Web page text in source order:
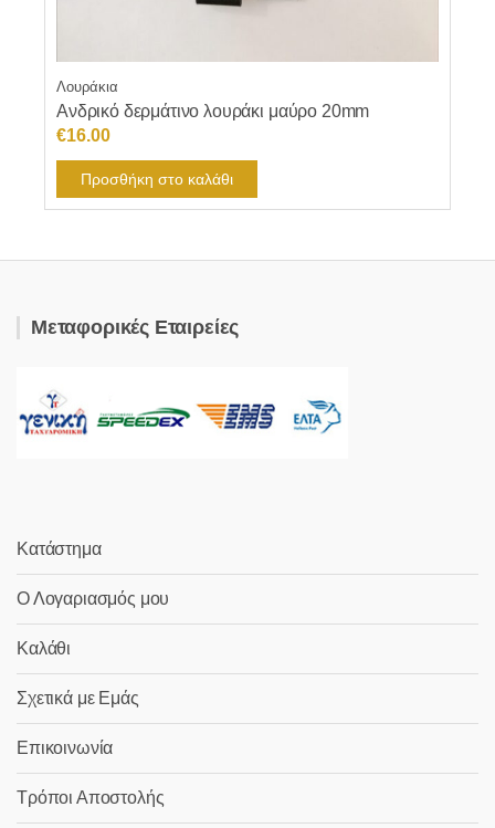
Λουράκια
Ανδρικό δερμάτινο λουράκι μαύρο 20mm
€16.00
Προσθήκη στο καλάθι
Μεταφορικές Εταιρείες
Κατάστημα
Ο Λογαριασμός μου
Καλάθι
Σχετικά με Εμάς
Επικοινωνία
Τρόποι Αποστολής